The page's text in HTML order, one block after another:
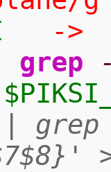
-
grep
|
>